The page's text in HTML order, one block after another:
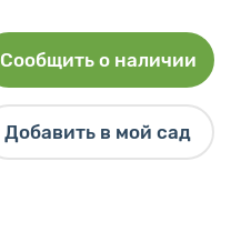
Сообщить о наличии
Добавить в мой сад